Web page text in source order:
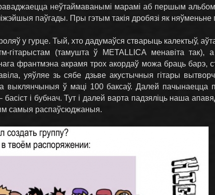
неўтаймаванымі марамі аб першым
паўгады. Пры гэтым такія дробязі як
у гурце. Тый, хто дадумаўся стварыць калектыў,
гітарыстам (тамушта ў METALLICA менавіта
франтмэна акрамя трох акордаў можа браць барэ,
уяўляе зь сябе дзьве акустычныя гітары
выклянчыныя ў маці 100 баксаў. Далей пачынаецца
і бубнач. Тут і далей варта падзяліць наша
самыя распаўсюджаныя.